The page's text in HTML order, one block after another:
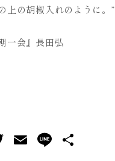
上の胡椒入れのように。”
一会』長田弘
T E L